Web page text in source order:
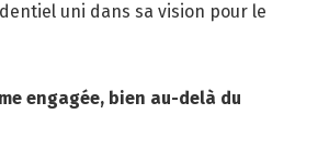
uni dans sa vision pour le
engagée, bien au-delà du